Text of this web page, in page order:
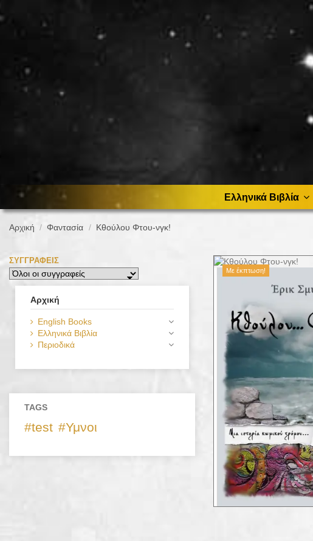
Ελληνικά Βιβλία
Αρχική Φαντασία Κθούλου Φτου-νγκ!
Με έκπτωση!
ΣΥΓΓΡΑΦΕΊΣ
Αρχική
English Books
Ελληνικά Βιβλία
Περιοδικά
TAGS
test Υμνοι